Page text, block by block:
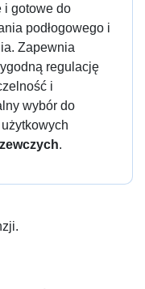
i gotowe do
podłogowego i
Zapewnia
regulację
i
wybór do
.